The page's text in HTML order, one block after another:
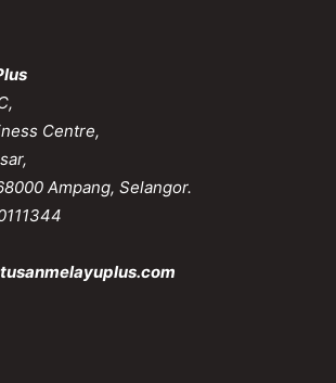
Centre,
Ampang, Selangor.